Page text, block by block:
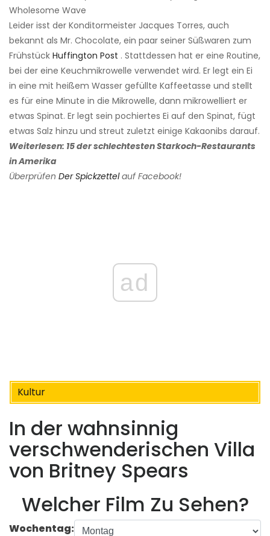
Wholesome Wave
Leider isst der Konditormeister Jacques Torres, auch
bekannt als Mr. Chocolate, ein paar seiner Süßwaren zum
Frühstück Huffington Post . Stattdessen hat er eine Routine,
bei der eine Keuchmikrowelle verwendet wird. Er legt ein Ei
in eine mit heißem Wasser gefüllte Kaffeetasse und stellt
es für eine Minute in die Mikrowelle, dann mikrowelliert er
etwas Spinat. Er legt sein pochiertes Ei auf den Spinat, fügt
etwas Salz hinzu und streut zuletzt einige Kakaonibs darauf.
Weiterlesen: 15 der schlechtesten Starkoch-Restaurants
in Amerika
Überprüfen Der Spickzettel auf Facebook!
ad
Kultur
In der wahnsinnig
verschwenderischen Villa
von Britney Spears
Welcher Film Zu Sehen?
Wochentag: